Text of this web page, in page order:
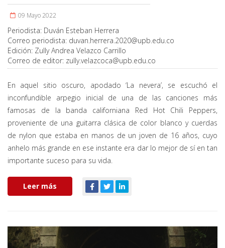
09 Mayo 2022
Periodista: Duván Esteban Herrera
Correo periodista: duvan.herrera.2020@upb.edu.co
Edición: Zully Andrea Velazco Carrillo
Correo de editor: zully.velazcoca@upb.edu.co
En aquel sitio oscuro, apodado ‘La nevera’, se escuchó el
inconfundible arpegio inicial de una de las canciones más
famosas de la banda californiana Red Hot Chili Peppers,
proveniente de una guitarra clásica de color blanco y cuerdas
de nylon que estaba en manos de un joven de 16 años, cuyo
anhelo más grande en ese instante era dar lo mejor de sí en tan
importante suceso para su vida.
Leer más